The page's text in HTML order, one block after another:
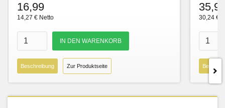
16,99
14,27 € Netto
Beschreibung Zur Produktseite
30,24 €